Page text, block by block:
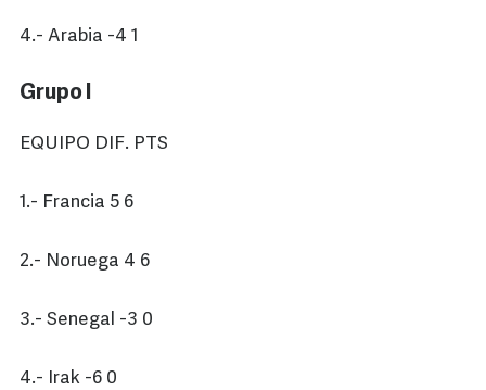
4.- Arabia -4 1
Grupo I
EQUIPO DIF. PTS
1.- Francia 5 6
2.- Noruega 4 6
3.- Senegal -3 0
4.- Irak -6 0